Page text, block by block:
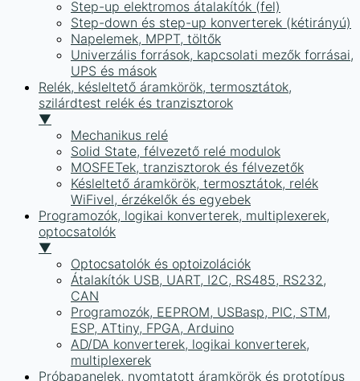
Step-up elektromos átalakítók (fel)
Step-down és step-up konverterek (kétirányú)
Napelemek, MPPT, töltők
Univerzális források, kapcsolati mezők forrásai,
UPS és mások
Relék, késleltető áramkörök, termosztátok,
szilárdtest relék és tranzisztorok
▼
Mechanikus relé
Solid State, félvezető relé modulok
MOSFETek, tranzisztorok és félvezetők
Késleltető áramkörök, termosztátok, relék
WiFivel, érzékelők és egyebek
Programozók, logikai konverterek, multiplexerek,
optocsatolók
▼
Optocsatolók és optoizolációk
Átalakítók USB, UART, I2C, RS485, RS232,
CAN
Programozók, EEPROM, USBasp, PIC, STM,
ESP, ATtiny, FPGA, Arduino
AD/DA konverterek, logikai konverterek,
multiplexerek
Próbapanelek, nyomtatott áramkörök és prototípus